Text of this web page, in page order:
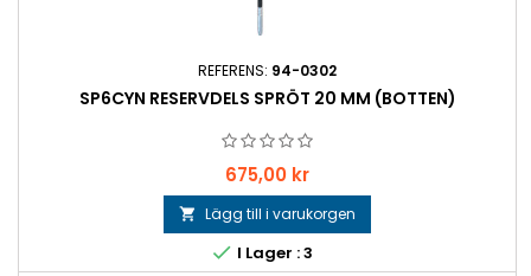
REFERENS: 94-0302
SP6CYN RESERVDELS SPRÖT 20 MM (BOTTEN)
Pris
675,00 kr
 Lägg till i varukorgen
 I Lager : 3